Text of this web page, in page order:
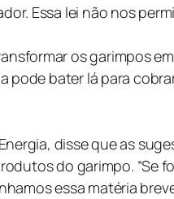
Essa lei não nos
os garimpos
bater lá para
disse que as
do garimpo.
essa matéria